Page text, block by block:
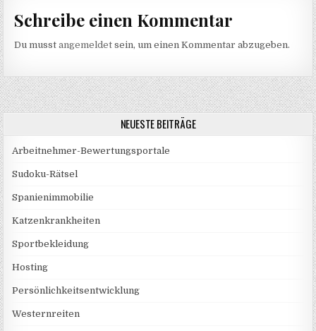
Schreibe einen Kommentar
Du musstangemeldet sein, um einen Kommentar abzugeben.
NEUESTE BEITRÄGE
Arbeitnehmer-Bewertungsportale
Sudoku-Rätsel
Spanienimmobilie
Katzenkrankheiten
Sportbekleidung
Hosting
Persönlichkeitsentwicklung
Westernreiten